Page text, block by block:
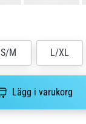
S/M L/XL
Lägg i varukorg